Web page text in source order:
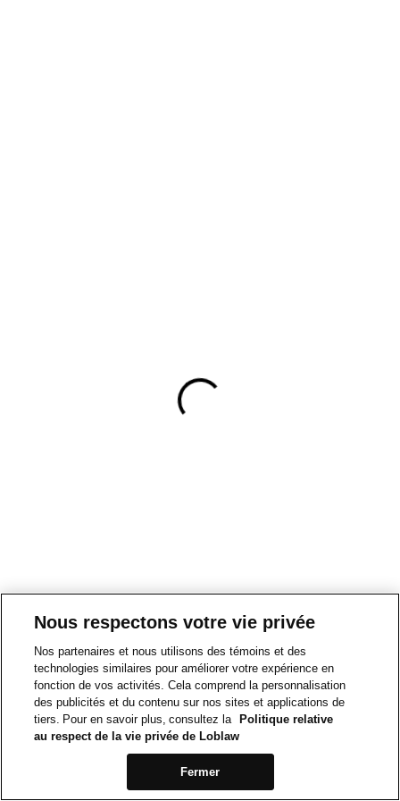
Nous respectons votre vie privée
Nos partenaires et nous utilisons des témoins et des
technologies similaires pour améliorer votre expérience en
fonction de vos activités. Cela comprend la personnalisation
des publicités et du contenu sur nos sites et applications de
tiers. Pour en savoir plus, consultez la
Politique relative
au respect de la vie privée de Loblaw
Fermer